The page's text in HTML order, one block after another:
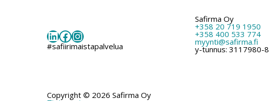
LinkedIn
Facebook
Instagram
#safiirimaistapalvelua
Safirma Oy
+358 20 719 1950
+358 400 533 774
myynti@safirma.fi
y-tunnus: 3117980-8
Copyright © 2026 Safirma Oy